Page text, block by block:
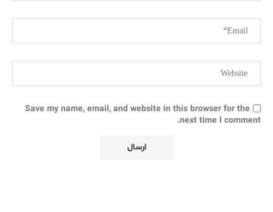
Save my name, email, and website in this browser for the
next time I comment.